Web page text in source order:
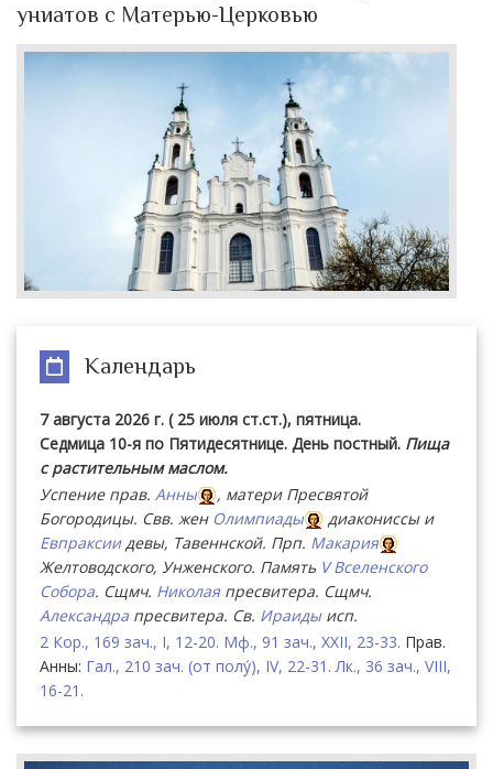
униатов с Матерью-Церковью
Календарь
7 августа 2026 г. ( 25 июля ст.ст.), пятница.
Седмица 10-я по Пятидесятнице. День постный. Пища
с растительным маслом.
Успение прав. Анны
, матери Пресвятой
Богородицы. Свв. жен Олимпиады
диакониссы и
Евпраксиидевы, Тавеннской. Прп. Макария
Желтоводского, Унженского. Память V Вселенского
Собора. Сщмч. Николаяпресвитера. Сщмч.
Александра пресвитера. Св. Ираидыисп.
2 Кор., 169 зач., I, 12-20. Мф., 91 зач., XXII, 23-33. Прав.
Анны: Гал., 210 зач. (от полу́), IV, 22-31. Лк., 36 зач., VIII,
16-21.